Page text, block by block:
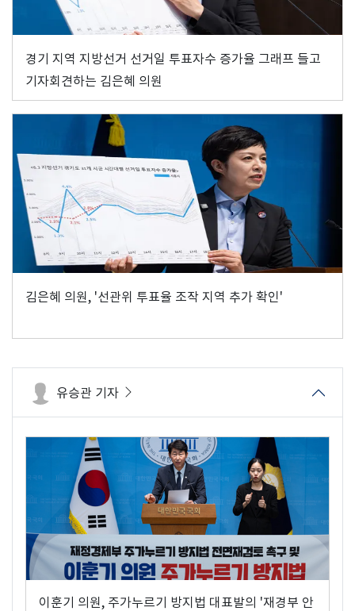
경기 지역 지방선거 선거일 투표자수 증가율 그래프 들고
기자회견하는 김은혜 의원
김은혜 의원, '선관위 투표율 조작 지역 추가 확인'
유승관 기자
이훈기 의원, 주가누르기 방지법 대표발의 '재경부 안